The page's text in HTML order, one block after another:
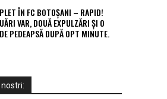
ÎN FC BOTOȘANI – RAPID!
VAR, DOUĂ EXPULZĂRI ȘI O
PEDEAPSĂ DUPĂ OPT MINUTE.